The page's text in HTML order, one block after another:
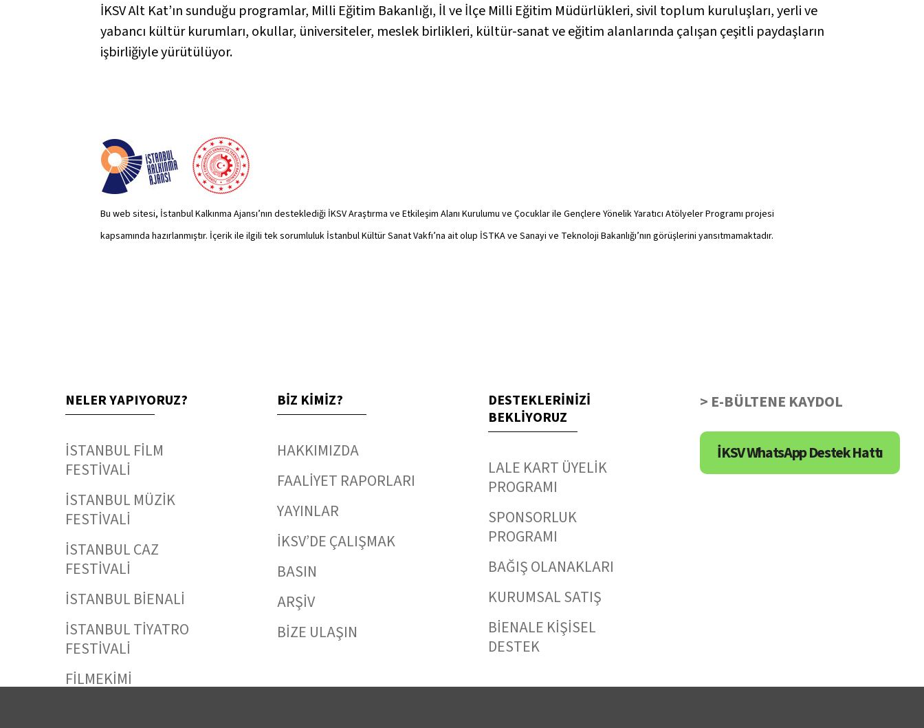
İKSV Alt Kat’ın sunduğu programlar, Milli Eğitim Bakanlığı, İl ve İlçe Milli Eğitim Müdürlükleri, sivil toplum kuruluşları, yerli ve
yabancı kültür kurumları, okullar, üniversiteler, meslek birlikleri, kültür-sanat ve eğitim alanlarında çalışan çeşitli paydaşların
işbirliğiyle yürütülüyor.
Bu web sitesi, İstanbul Kalkınma Ajansı’nın desteklediği İKSV Araştırma ve Etkileşim Alanı Kurulumu ve Çocuklar ile Gençlere Yönelik Yaratıcı Atölyeler Programı projesi
kapsamında hazırlanmıştır. İçerik ile ilgili tek sorumluluk İstanbul Kültür Sanat Vakfı’na ait olup İSTKA ve Sanayi ve Teknoloji Bakanlığı’nın görüşlerini yansıtmamaktadır.
NELER YAPIYORUZ?
İSTANBUL FİLM
FESTİVALİ
İSTANBUL MÜZİK
FESTİVALİ
İSTANBUL CAZ
FESTİVALİ
İSTANBUL BİENALİ
İSTANBUL TİYATRO
FESTİVALİ
FİLMEKİMİ
BİZ KİMİZ?
HAKKIMIZDA
FAALİYET RAPORLARI
YAYINLAR
İKSV’DE ÇALIŞMAK
BASIN
ARŞİV
BİZE ULAŞIN
DESTEKLERİNİZİ
BEKLİYORUZ
LALE KART ÜYELİK
PROGRAMI
SPONSORLUK
PROGRAMI
BAĞIŞ OLANAKLARI
KURUMSAL SATIŞ
BİENALE KİŞİSEL
DESTEK
> E-BÜLTENE KAYDOL
İKSV WhatsApp Destek Hattı